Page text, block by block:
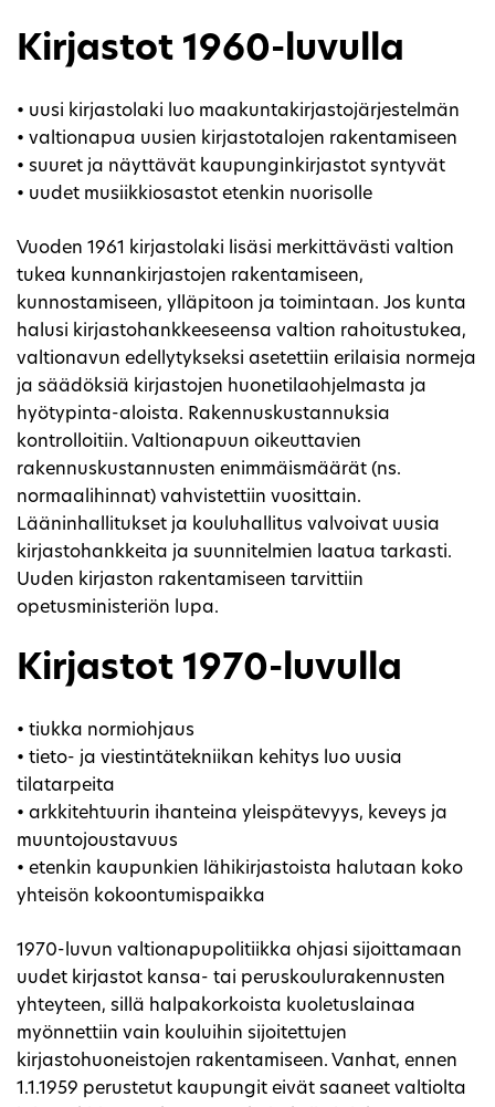
Kirjastot 1960-luvulla
• uusi kirjastolaki luo maakuntakirjastojärjestelmän
• valtionapua uusien kirjastotalojen rakentamiseen
• suuret ja näyttävät kaupunginkirjastot syntyvät
• uudet musiikkiosastot etenkin nuorisolle
Vuoden 1961 kirjastolaki lisäsi merkittävästi valtion
tukea kunnankirjastojen rakentamiseen,
kunnostamiseen, ylläpitoon ja toimintaan. Jos kunta
halusi kirjastohankkeeseensa valtion rahoitustukea,
valtionavun edellytykseksi asetettiin erilaisia normeja
ja säädöksiä kirjastojen huonetilaohjelmasta ja
hyötypinta-aloista. Rakennuskustannuksia
kontrolloitiin. Valtionapuun oikeuttavien
rakennuskustannusten enimmäismäärät (ns.
normaalihinnat) vahvistettiin vuosittain.
Lääninhallitukset ja kouluhallitus valvoivat uusia
kirjastohankkeita ja suunnitelmien laatua tarkasti.
Uuden kirjaston rakentamiseen tarvittiin
opetusministeriön lupa.
Kirjastot 1970-luvulla
• tiukka normiohjaus
• tieto- ja viestintätekniikan kehitys luo uusia
tilatarpeita
• arkkitehtuurin ihanteina yleispätevyys, keveys ja
muuntojoustavuus
• etenkin kaupunkien lähikirjastoista halutaan koko
yhteisön kokoontumispaikka
1970-luvun valtionapupolitiikka ohjasi sijoittamaan
uudet kirjastot kansa- tai peruskoulurakennusten
yhteyteen, sillä halpakorkoista kuoletuslainaa
myönnettiin vain kouluihin sijoitettujen
kirjastohuoneistojen rakentamiseen. Vanhat, ennen
1.1.1959 perustetut kaupungit eivät saaneet valtiolta